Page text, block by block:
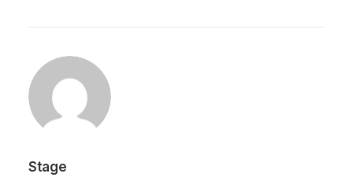
Stage